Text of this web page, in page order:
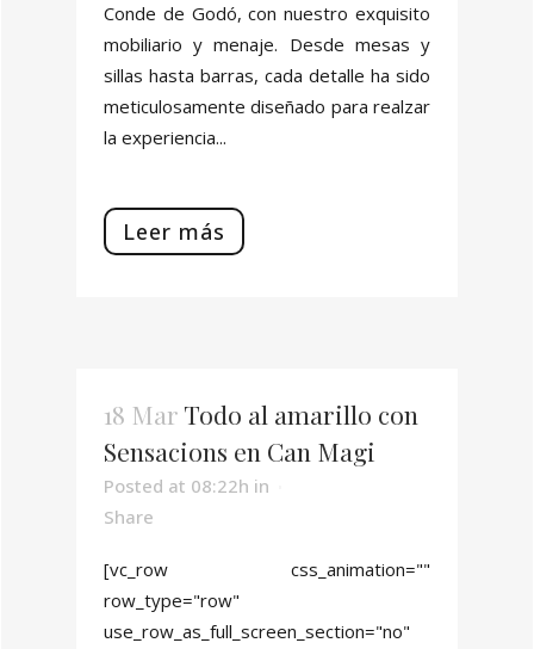
Conde de Godó, con nuestro exquisito
mobiliario y menaje. Desde mesas y
sillas hasta barras, cada detalle ha sido
meticulosamente diseñado para realzar
la experiencia...
Leer más
18 Mar Todo al amarillo con
Sensacions en Can Magi
Posted at 08:22h in
Share
[vc_row css_animation=""
row_type="row"
use_row_as_full_screen_section="no"